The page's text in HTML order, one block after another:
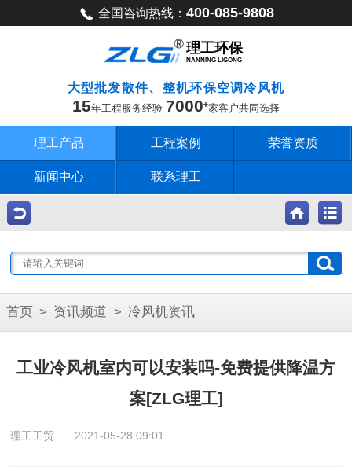
全国咨询热线： 400-085-9808
理工环保
NANNING LIGONG
大型批发散件、整机环保空调冷风机
15年工程服务经验 7000 家客户共同选择
理工产品 工程案例 荣誉资质
新闻中心 联系理工
首页 > 资讯频道 > 冷风机资讯
工业冷风机室内可以安装吗-免费提供降温方
案[ZLG理工]
理工工贸 2021-05-28 09:01